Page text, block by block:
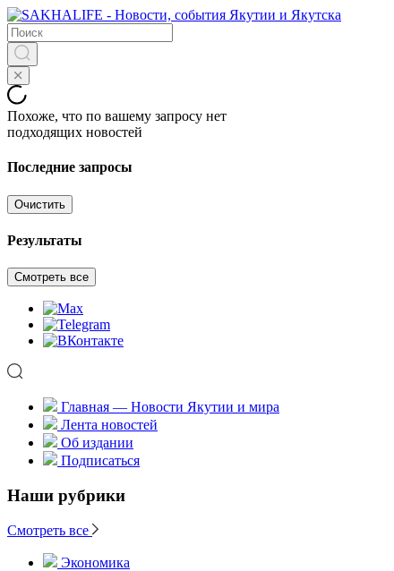
Похоже, что по вашему запросу нет
подходящих новостей
Последние запросы
Очистить
Результаты
Смотреть все
Главная — Новости Якутии и мира
Лента новостей
Об издании
Подписаться
Наши рубрики
Смотреть все
Экономика